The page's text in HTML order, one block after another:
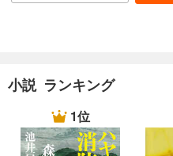
小説 ランキング
1位